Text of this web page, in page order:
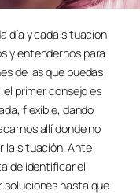
día y cada situación
y entendernos para
de las que puedas
primer consejo es
flexible, dando
allí donde no
la situación. Ante
de identificar el
soluciones hasta que